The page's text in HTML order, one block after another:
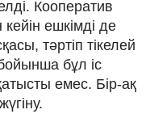
Кооператив
ешкімді де
тәртіп тікелей
бұл іс
емес. Бір-ақ